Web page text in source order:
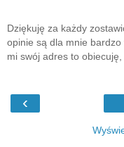
Dziękuję za każdy
opinie są dla mnie
mi swój adres to
‹